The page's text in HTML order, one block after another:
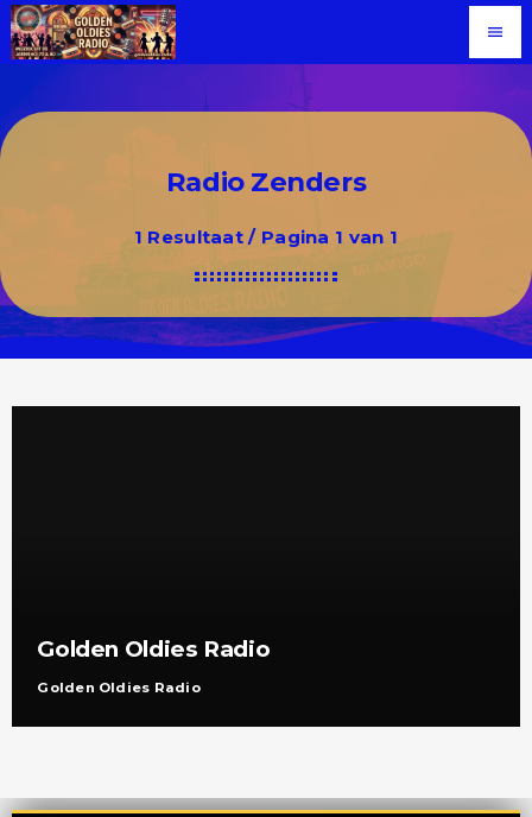
menu
Radio Zenders
1 Resultaat / Pagina 1 van 1
Golden Oldies Radio
Golden Oldies Radio